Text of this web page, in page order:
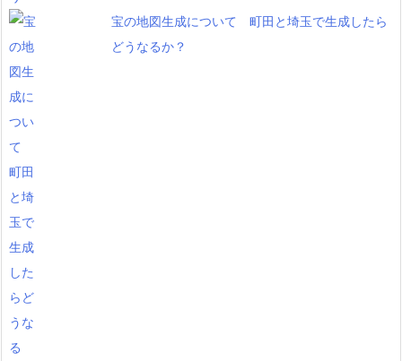
宝の地図生成について 町田と埼玉で生成したら
どうなるか？